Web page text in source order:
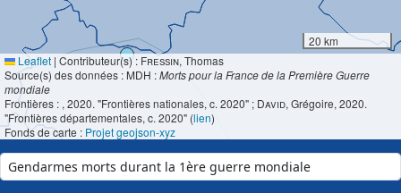
20 km
Leaflet | Contributeur(s) : Fressin, Thomas
Source(s) des données : MDH :Morts pour la France de la Première Guerre
mondiale
Frontières : , 2020. "Frontières nationales, c. 2020" ; David, Grégoire, 2020.
"Frontières départementales, c. 2020" (lien)
Fonds de carte : Projet geojson-xyz